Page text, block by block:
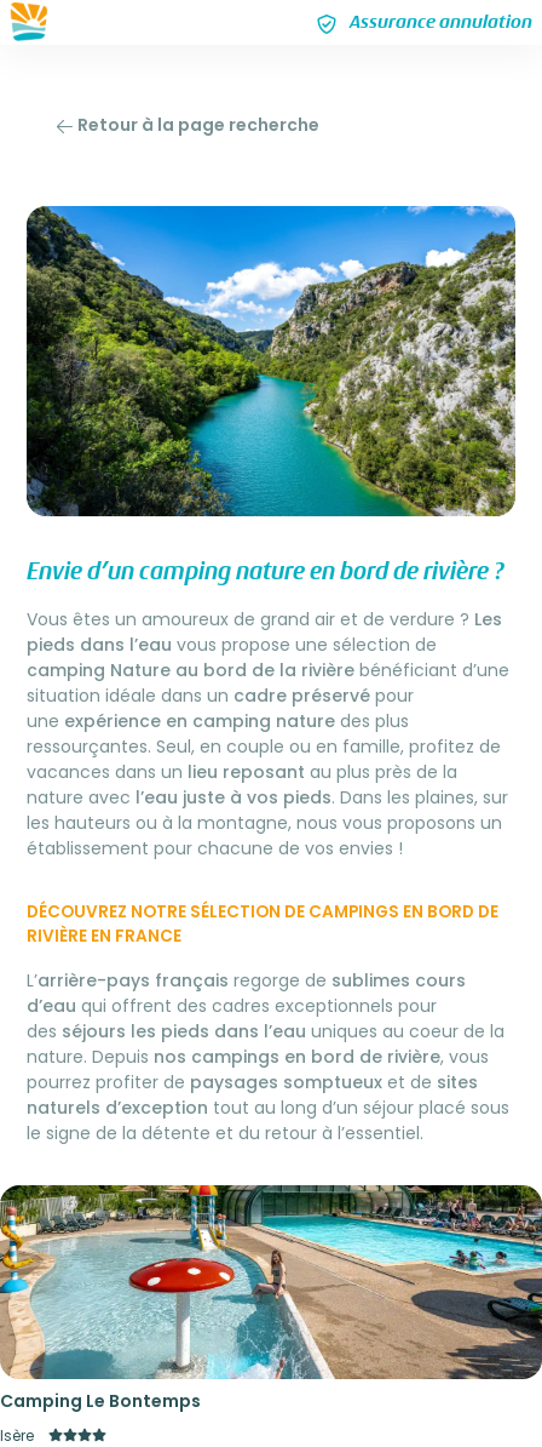
Assurance annulation
Retour à la page recherche
Envie d’un camping nature en bord de rivière ?
Vous êtes un amoureux de grand air et de verdure ? Les
pieds dans l’eau vous propose une sélection de
camping Nature au bord de la rivière bénéficiant d’une
situation idéale dans un cadre préservé pour
une expérience en camping nature des plus
ressourçantes. Seul, en couple ou en famille, profitez de
vacances dans un lieu reposant au plus près de la
nature avec l’eau juste à vos pieds. Dans les plaines, sur
les hauteurs ou à la montagne, nous vous proposons un
établissement pour chacune de vos envies !
DÉCOUVREZ NOTRE SÉLECTION DE CAMPINGS EN BORD DE
RIVIÈRE EN FRANCE
L’arrière-pays français regorge de sublimes cours
d’eau qui offrent des cadres exceptionnels pour
des séjours les pieds dans l’eauuniques au coeur de la
nature. Depuis nos campings en bord de rivière, vous
pourrez profiter de paysages somptueuxet de sites
naturels d’exception tout au long d’un séjour placé sous
le signe de la détente et du retour à l’essentiel.
Camping Le Bontemps
Isère